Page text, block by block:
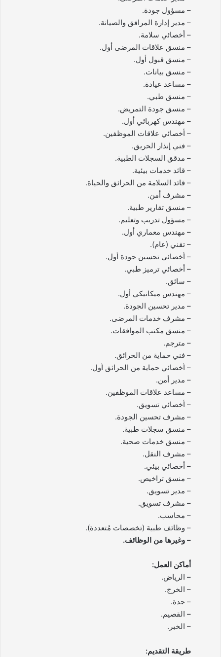
– مسؤول جودة.
– مدير إدارة المرافق والصيانة.
– أخصائي سلامة.
– منسق علاقات المرضى أول.
– منسق قبول أول.
– منسق بيانات.
– مساعد عيادة.
– منسق طبي.
– منسق جودة التمريض.
– مهندس كهربائي أول.
– أخصائي علاقات الموظفين.
– فني إنذار الحريق.
– مدقق السجلات الطبية.
– قائد خدمات بيئية.
– قائد السلامة من الحرائق والحياة.
– مشرف أمن.
– منسق تقارير طبية.
– مسؤول تدريب وتعليم.
– مهندس معماري أول.
– تقني (عام).
– أخصائي تحسين جودة أول.
– أخصائي ترميز طبي.
– سائق.
– مهندس ميكانيكي أول.
– مدير تحسين الجودة.
– مشرف خدمات المرضى.
– منسق مكتب الموافقات.
– مترجم.
– فني حماية من الحرائق.
– أخصائي حماية من الحرائق أول.
– مدير أمن.
– مساعد علاقات الموظفين.
– أخصائي تسويق.
– مشرف تحسين الجودة.
– منسق سجلات طبية.
– منسق خدمات صحية.
– مشرف النقل.
– أخصائي بيئي.
– منسق تراخيص.
– مدير تسويق.
– مشرف تسويق.
– محاسب.
– وظائف طبية (تخصصات مُتعددة).
– وغيرها من الوظائف.
أماكن العمل:
– الرياض.
– الخرج.
– جدة.
– القصيم.
– الخبر.
طريقة التقديم: